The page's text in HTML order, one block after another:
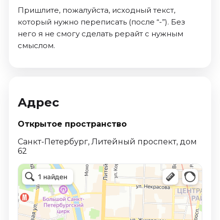
Пришлите, пожалуйста, исходный текст,
который нужно переписать (после “-”). Без
него я не смогу сделать рерайт с нужным
смыслом.
Адрес
Открытое пространство
Санкт-Петербург, Литейный проспект, дом
62